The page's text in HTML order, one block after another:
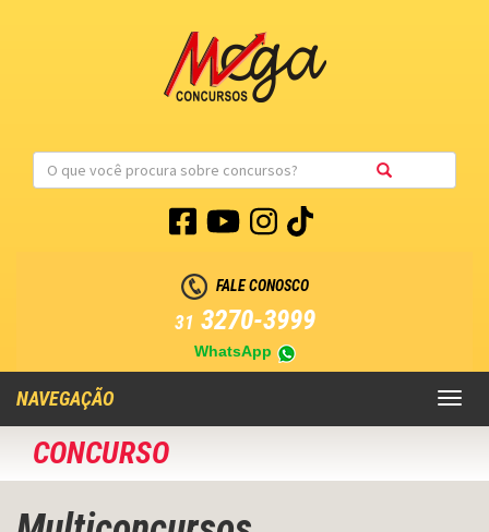
FALE CONOSCO
31 3270-3999
WhatsApp
Toggle
NAVEGAÇÃO
CONCURSO